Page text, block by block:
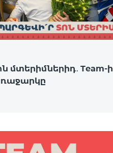
մտերիմներիդ․ Team-ի